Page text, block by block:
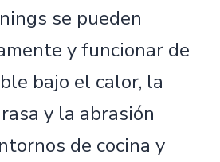
se pueden
y funcionar de
bajo el calor, la
y la abrasión
de cocina y